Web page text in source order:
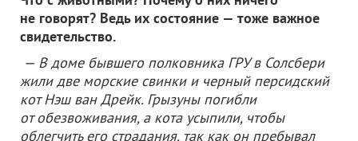
не говорят? Ведь их состояние — тоже важное
свидетельство.
— В доме бывшего полковника ГРУ в Солсбери
жили две морские свинки и черный персидский
кот Нэш ван Дрейк. Грызуны погибли
от обезвоживания, а кота усыпили, чтобы
облегчить его страдания, так как он пребывал